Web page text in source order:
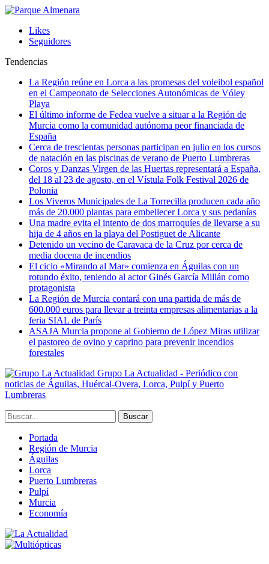
Likes
Seguidores
Tendencias
La Región reúne en Lorca a las promesas del voleibol español
en el Campeonato de Selecciones Autonómicas de Vóley
Playa
El último informe de Fedea vuelve a situar a la Región de
Murcia como la comunidad autónoma peor financiada de
España
Cerca de trescientas personas participan en julio en los cursos
de natación en las piscinas de verano de Puerto Lumbreras
Coros y Danzas Virgen de las Huertas representará a España,
del 18 al 23 de agosto, en el Vístula Folk Festival 2026 de
Polonia
Los Viveros Municipales de La Torrecilla producen cada año
más de 20.000 plantas para embellecer Lorca y sus pedanías
Una madre evita el intento de dos marroquíes de llevarse a su
hija de 4 años en la playa del Postiguet de Alicante
Detenido un vecino de Caravaca de la Cruz por cerca de
media docena de incendios
El ciclo «Mirando al Mar» comienza en Águilas con un
rotundo éxito, teniendo al actor Ginés García Millán como
protagonista
La Región de Murcia contará con una partida de más de
600.000 euros para llevar a treinta empresas alimentarias a la
feria SIAL de París
ASAJA Murcia propone al Gobierno de López Miras utilizar
el pastoreo de ovino y caprino para prevenir incendios
forestales
Grupo La Actualidad - Periódico con
noticias de Águilas, Huércal-Overa, Lorca, Pulpí y Puerto
Lumbreras
Portada
Región de Murcia
Águilas
Lorca
Puerto Lumbreras
Pulpí
Murcia
Economía